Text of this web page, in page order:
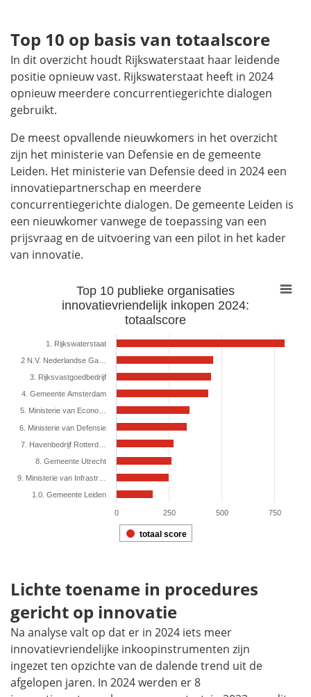
Top 10 op basis van totaalscore
In dit overzicht houdt Rijkswaterstaat haar leidende
positie opnieuw vast. Rijkswaterstaat heeft in 2024
opnieuw meerdere concurrentiegerichte dialogen
gebruikt.
De meest opvallende nieuwkomers in het overzicht
zijn het ministerie van Defensie en de gemeente
Leiden. Het ministerie van Defensie deed in 2024 een
innovatiepartnerschap en meerdere
concurrentiegerichte dialogen. De gemeente Leiden is
een nieuwkomer vanwege de toepassing van een
prijsvraag en de uitvoering van een pilot in het kader
van innovatie.
Top 10 publieke organisaties innovatievriendelijk inkopen 2024:
Bar chart with 10 bars.
View as data table, Top 10 publieke organisaties
The chart has 1 X axis displaying categories.
The chart has 1 Y axis displaying values. Range: 0 to 840.
Top 10 publieke organisaties
innovatievriendelijk inkopen 2024:
totaalscore
totaal score
1. Rijkswaterstaat
2 N.V. Nederlandse Ga…
3. Rijksvastgoedbedrijf
4. Gemeente Amsterdam
5. Ministerie van Econo…
6. Ministerie van Defensie
7. Havenbedrijf Rotterd…
8. Gemeente Utrecht
9. Ministerie van Infrastr…
1.0. Gemeente Leiden
0 250 500 750
Lichte toename in procedures
gericht op innovatie
Na analyse valt op dat er in 2024 iets meer
innovatievriendelijke inkoopinstrumenten zijn
ingezet ten opzichte van de dalende trend uit de
afgelopen jaren. In 2024 werden er 8